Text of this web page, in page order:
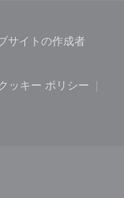
サイトの作成者
ウィンドウで開きます))
))
ンドウで開きます))
クッキー ポリシー
((新しいウィ
ンドウで開きます))